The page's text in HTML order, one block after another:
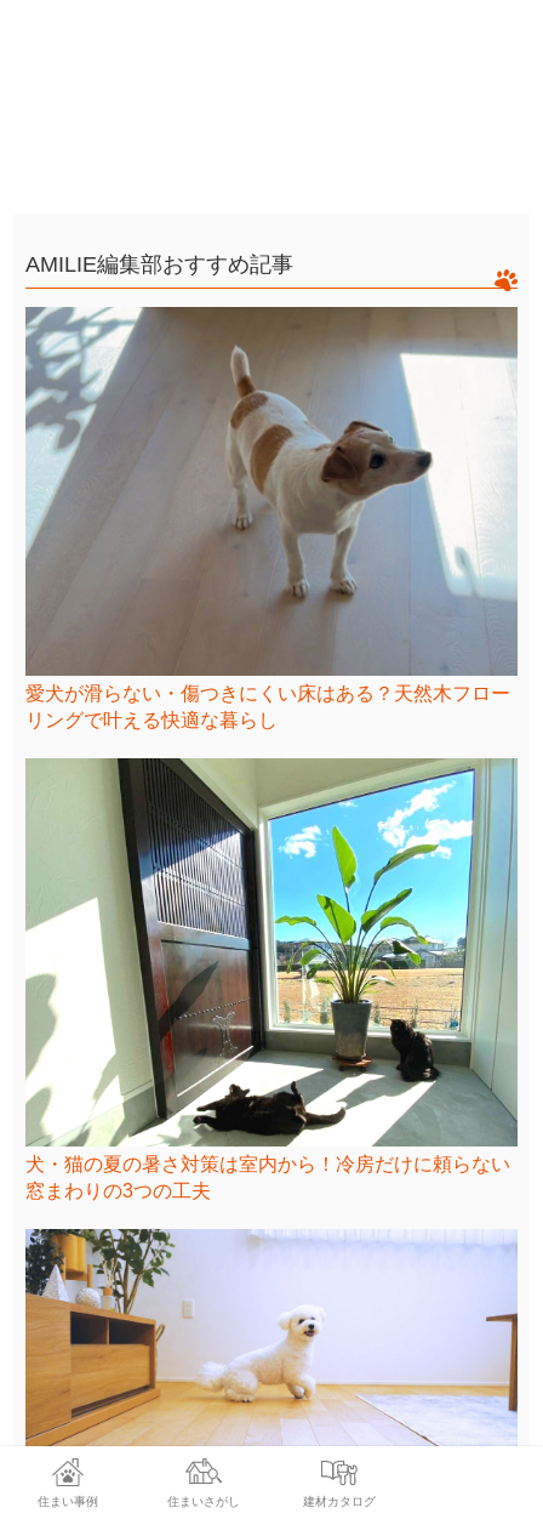
AMILIE編集部おすすめ記事
愛犬が滑らない・傷つきにくい床はある？天然木フロー
リングで叶える快適な暮らし
犬・猫の夏の暑さ対策は室内から！冷房だけに頼らない
窓まわりの3つの工夫
住まい事例 住まいさがし 建材カタログ